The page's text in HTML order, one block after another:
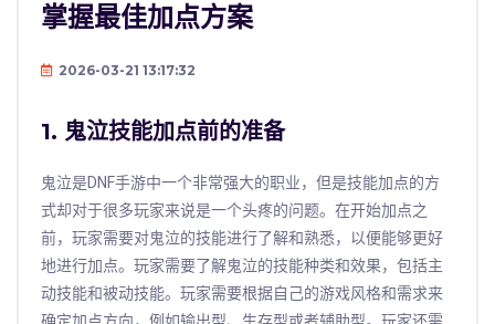
掌握最佳加点方案
2026-03-21 13:17:32
1. 鬼泣技能加点前的准备
鬼泣是DNF手游中一个非常强大的职业，但是技能加点的方
式却对于很多玩家来说是一个头疼的问题。在开始加点之
前，玩家需要对鬼泣的技能进行了解和熟悉，以便能够更好
地进行加点。玩家需要了解鬼泣的技能种类和效果，包括主
动技能和被动技能。玩家需要根据自己的游戏风格和需求来